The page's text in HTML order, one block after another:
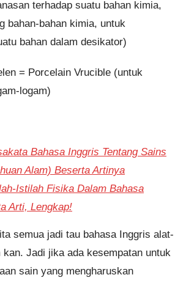
terhadap suatu bahan kimia,
bahan-bahan kimia, untuk
bahan dalam desikator)
= Porcelain Vrucible (untuk
logam)
Bahasa Inggris Tentang Sains
Alam) Beserta Artinya
Istilah Fisika Dalam Bahasa
Arti, Lengkap!
semua jadi tau bahasa Inggris alat-
kan. Jadi jika ada kesempatan untuk
sain yang mengharuskan